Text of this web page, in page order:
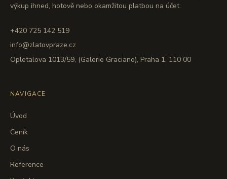
výkup ihned, hotově nebo okamžitou platbou na účet.
+420 725 142 519
info@zlatovpraze.cz
Opletalova 1013/59, (Galerie Graciano), Praha 1, 110 00
NAVIGACE
Úvod
Ceník
O nás
Reference